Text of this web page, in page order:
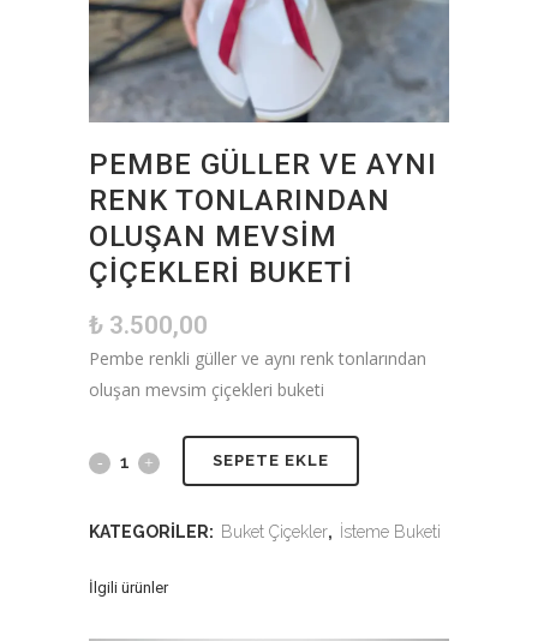
PEMBE GÜLLER VE AYNI
RENK TONLARINDAN
OLUŞAN MEVSIM
ÇIÇEKLERI BUKETI
₺ 3.500,00
Pembe renkli güller ve aynı renk tonlarından
oluşan mevsim çiçekleri buketi
SEPETE EKLE
KATEGORILER: Buket Çiçekler, İsteme Buketi
İlgili ürünler